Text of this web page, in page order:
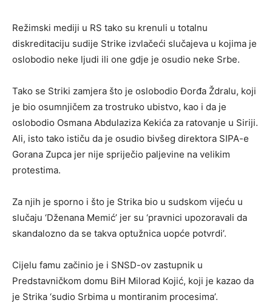
Režimski mediji u RS tako su krenuli u totalnu
diskreditaciju sudije Strike izvlačeći slučajeva u kojima je
oslobodio neke ljudi ili one gdje je osudio neke Srbe.
Tako se Striki zamjera što je oslobodio Đorđa Ždralu, koji
je bio osumnjičem za trostruko ubistvo, kao i da je
oslobodio Osmana Abdulaziza Kekića za ratovanje u Siriji.
Ali, isto tako ističu da je osudio bivšeg direktora SIPA-e
Gorana Zupca jer nije spriječio paljevine na velikim
protestima.
Za njih je sporno i što je Strika bio u sudskom vijeću u
slučaju ‘Dženana Memić’ jer su ‘pravnici upozoravali da
skandalozno da se takva optužnica uopće potvrdi’.
Cijelu famu začinio je i SNSD-ov zastupnik u
Predstavničkom domu BiH Milorad Kojić, koji je kazao da
je Strika ‘sudio Srbima u montiranim procesima’.